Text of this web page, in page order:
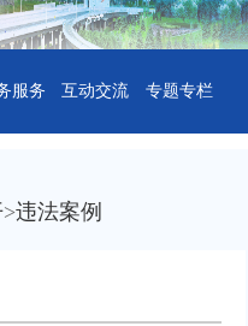
服务 互动交流 专题专栏
>违法案例